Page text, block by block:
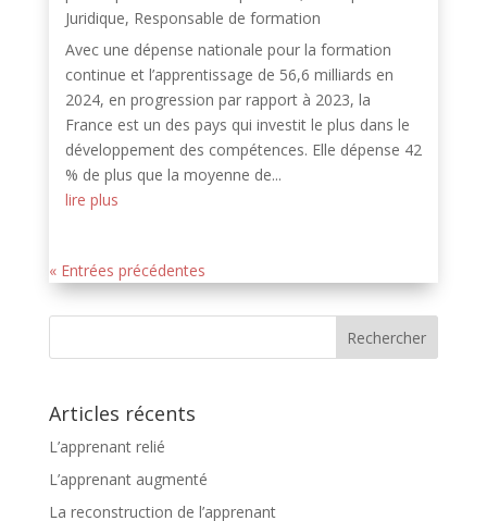
Juridique, Responsable de formation
Avec une dépense nationale pour la formation
continue et l’apprentissage de 56,6 milliards en
2024, en progression par rapport à 2023, la
France est un des pays qui investit le plus dans le
développement des compétences. Elle dépense 42
% de plus que la moyenne de...
lire plus
« Entrées précédentes
Articles récents
L’apprenant relié
L’apprenant augmenté
La reconstruction de l’apprenant